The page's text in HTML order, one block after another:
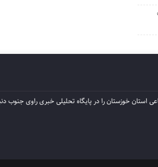
استان خوزستان را در پایگاه تحلیلی خبری راوی جنوب